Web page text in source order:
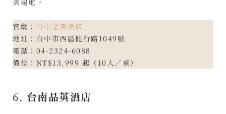
官網： 台中金典酒店
地址：台中市西區健行路1049號
電話：04-2324-6088
價位：NT$13,999 起（10人／桌）
6. 台南晶英酒店